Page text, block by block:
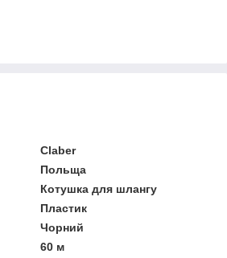
Claber
Польща
Котушка для шлангу
Пластик
Чорний
60 м